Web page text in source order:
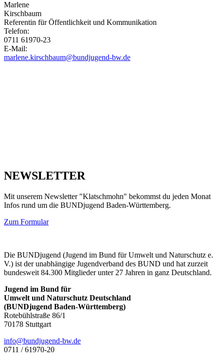
Marlene
Kirschbaum
Referentin für Öffentlichkeit und Kommunikation
Telefon:
0711 61970-23
E-Mail:
marlene.kirschbaum@bundjugend-bw.de
NEWSLETTER
Mit unserem Newsletter "Klatschmohn" bekommst du jeden Monat
Infos rund um die BUNDjugend Baden-Württemberg.
Zum Formular
Die BUNDjugend (Jugend im Bund für Umwelt und Naturschutz e.
V.) ist der unabhängige Jugendverband des BUND und hat zurzeit
bundesweit 84.300 Mitglieder unter 27 Jahren in ganz Deutschland.
Jugend im Bund für
Umwelt und Naturschutz Deutschland
(BUNDjugend Baden-Württemberg)
Rotebühlstraße 86/1
70178 Stuttgart
ed.wb-dnegujdnub@ofni
0711 / 61970-20